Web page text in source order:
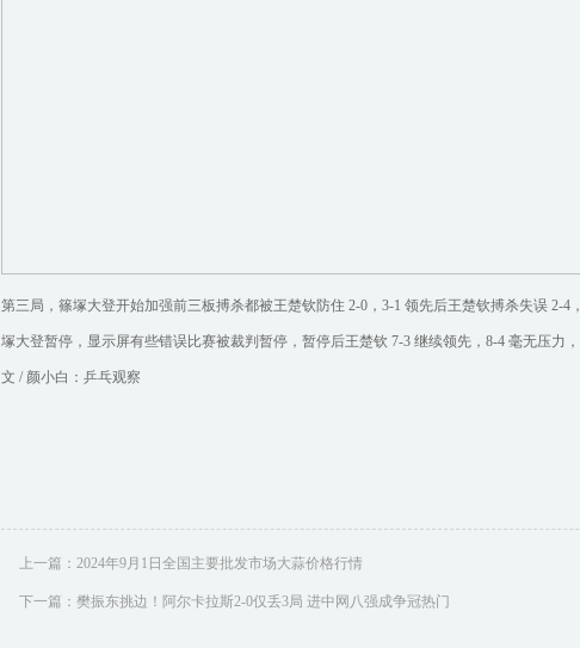
第三局，篠塚大登开始加强前三板搏杀都被王楚钦防住 2-0，3-1 领先后王楚钦搏杀失误 2-4
塚大登暂停，显示屏有些错误比赛被裁判暂停，暂停后王楚钦 7-3 继续领先，8-4 毫无压力，
文 / 颜小白：乒乓观察
上一篇： 2024年9月1日全国主要批发市场大蒜价格行情
下一篇： 樊振东挑边！阿尔卡拉斯2-0仅丢3局 进中网八强成争冠热门